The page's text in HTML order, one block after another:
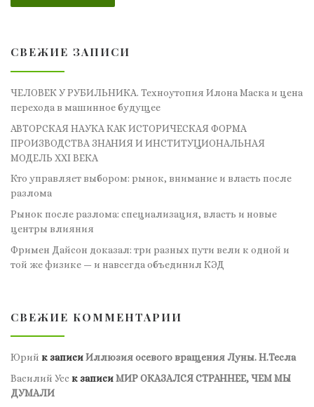
СВЕЖИЕ ЗАПИСИ
ЧЕЛОВЕК У РУБИЛЬНИКА. Техноутопия Илона Маска и цена
перехода в машинное будущее
АВТОРСКАЯ НАУКА КАК ИСТОРИЧЕСКАЯ ФОРМА
ПРОИЗВОДСТВА ЗНАНИЯ И ИНСТИТУЦИОНАЛЬНАЯ
МОДЕЛЬ XXI ВЕКА
Кто управляет выбором: рынок, внимание и власть после
разлома
Рынок после разлома: специализация, власть и новые
центры влияния
Фримен Дайсон доказал: три разных пути вели к одной и
той же физике — и навсегда объединил КЭД
СВЕЖИЕ КОММЕНТАРИИ
Юрий к записиИллюзия осевого вращения Луны. Н.Тесла
Василий Усс к записиМИР ОКАЗАЛСЯ СТРАННЕЕ, ЧЕМ МЫ
ДУМАЛИ